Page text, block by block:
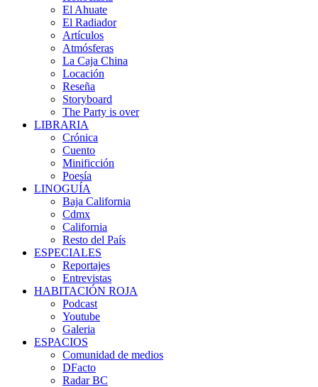
El Ahuate
El Radiador
Artículos
Atmósferas
La Caja China
Locación
Reseña
Storyboard
The Party is over
LIBRARIA
Crónica
Cuento
Minificción
Poesía
LINOGUÍA
Baja California
Cdmx
California
Resto del País
ESPECIALES
Reportajes
Entrevistas
HABITACIÓN ROJA
Podcast
Youtube
Galeria
ESPACIOS
Comunidad de medios
DFacto
Radar BC